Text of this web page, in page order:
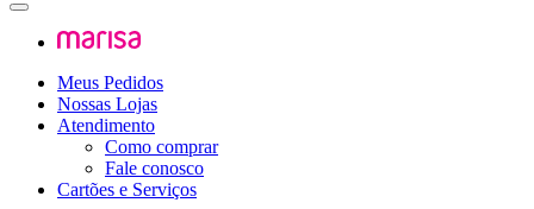
Meus Pedidos
Nossas Lojas
Atendimento
Como comprar
Fale conosco
Cartões e Serviços